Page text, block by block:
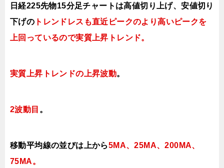
日経225先物15分足チャートは高値切り上げ、安値切り
下げの トレンドレスも直近ピークのより高いピークを
上回っているので実質上昇トレンド。
実質上昇トレンドの上昇波動。
2波動目 。
移動平均線の並びは上から5MA、25MA、200MA、
75MA。